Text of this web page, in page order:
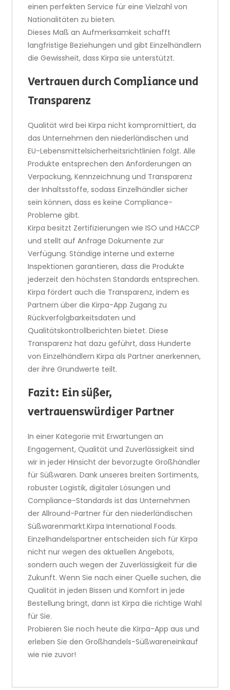
einen perfekten Service für eine Vielzahl von
Nationalitäten zu bieten.
Dieses Maß an Aufmerksamkeit schafft
langfristige Beziehungen und gibt Einzelhändlern
die Gewissheit, dass Kirpa sie unterstützt.
Vertrauen durch Compliance und
Transparenz
Qualität wird bei Kirpa nicht kompromittiert, da
das Unternehmen den niederländischen und
EU-Lebensmittelsicherheitsrichtlinien folgt. Alle
Produkte entsprechen den Anforderungen an
Verpackung, Kennzeichnung und Transparenz
der Inhaltsstoffe, sodass Einzelhändler sicher
sein können, dass es keine Compliance-
Probleme gibt.
Kirpa besitzt Zertifizierungen wie ISO und HACCP
und stellt auf Anfrage Dokumente zur
Verfügung. Ständige interne und externe
Inspektionen garantieren, dass die Produkte
jederzeit den höchsten Standards entsprechen.
Kirpa fördert auch die Transparenz, indem es
Partnern über die Kirpa-App Zugang zu
Rückverfolgbarkeitsdaten und
Qualitätskontrollberichten bietet. Diese
Transparenz hat dazu geführt, dass Hunderte
von Einzelhändlern Kirpa als Partner anerkennen,
der ihre Grundwerte teilt.
Fazit: Ein süßer,
vertrauenswürdiger Partner
In einer Kategorie mit Erwartungen an
Engagement, Qualität und Zuverlässigkeit sind
wir in jeder Hinsicht der bevorzugte Großhändler
für Süßwaren. Dank unseres breiten Sortiments,
robuster Logistik, digitaler Lösungen und
Compliance-Standards ist das Unternehmen
der Allround-Partner für den niederländischen
Süßwarenmarkt.Kirpa International Foods.
Einzelhandelspartner entscheiden sich für Kirpa
nicht nur wegen des aktuellen Angebots,
sondern auch wegen der Zuverlässigkeit für die
Zukunft. Wenn Sie nach einer Quelle suchen, die
Qualität in jeden Bissen und Komfort in jede
Bestellung bringt, dann ist Kirpa die richtige Wahl
für Sie.
Probieren Sie noch heute die Kirpa-App aus und
erleben Sie den Großhandels-Süßwareneinkauf
wie nie zuvor!